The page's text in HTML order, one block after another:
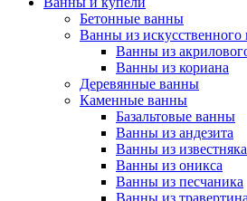
Бетонные ванны
Ванны из искусственного
Ванны из
Ванны из кориана
Деревянные ванны
Каменные ванны
Базальтовые ванны
Ванны из андезита
Ванны из известняка
Ванны из оникса
Ванны из песчаника
Ванны из травертина